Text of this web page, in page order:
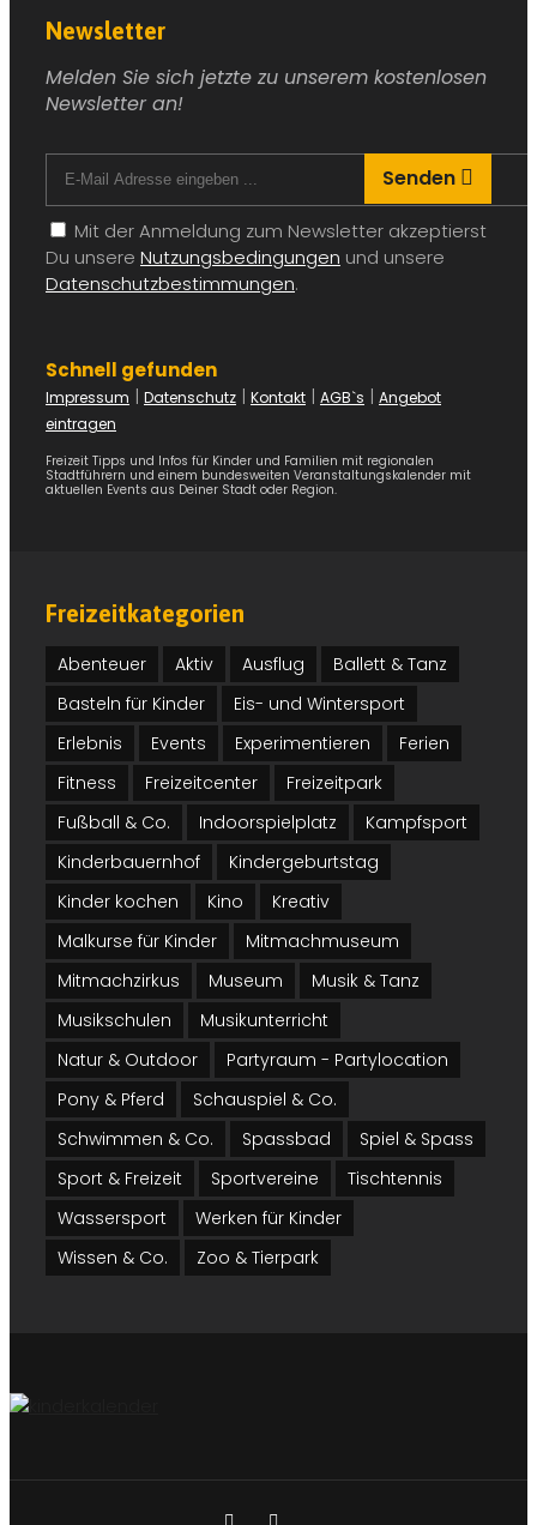
Newsletter
Melden Sie sich jetzte zu unserem kostenlosen
Newsletter an!
Senden
Mit der Anmeldung zum Newsletter akzeptierst
Du unsere Nutzungsbedingungen und unsere
Datenschutzbestimmungen.
Schnell gefunden
Impressum | Datenschutz | Kontakt | AGB`s | Angebot
eintragen
Freizeit Tipps und Infos für Kinder und Familien mit regionalen
Stadtführern und einem bundesweiten Veranstaltungskalender mit
aktuellen Events aus Deiner Stadt oder Region.
Freizeitkategorien
Abenteuer Aktiv Ausflug
Ballett & Tanz
Basteln für Kinder
Eis- und Wintersport
Erlebnis
Events Experimentieren
Ferien
Fitness
Freizeitcenter
Freizeitpark
Fußball & Co.
Indoorspielplatz
Kampfsport
Kinderbauernhof
Kindergeburtstag
Kinder kochen
Kino
Kreativ
Malkurse für Kinder
Mitmachmuseum
Mitmachzirkus
Museum
Musik & Tanz
Musikschulen
Musikunterricht
Natur & Outdoor
Partyraum - Partylocation
Pony & Pferd
Schauspiel & Co.
Schwimmen & Co.
Spassbad
Spiel & Spass
Sport & Freizeit
Sportvereine
Tischtennis
Wassersport
Werken für Kinder
Wissen & Co.
Zoo & Tierpark